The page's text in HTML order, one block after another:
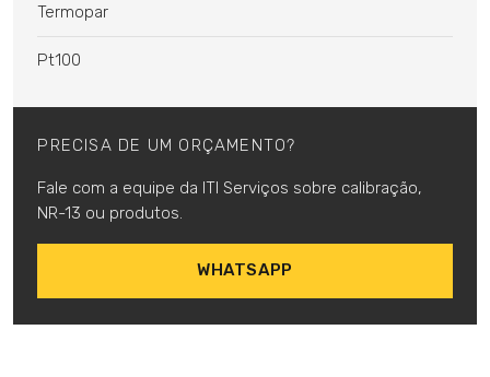
Termopar
Pt100
PRECISA DE UM ORÇAMENTO?
Fale com a equipe da ITI Serviços sobre calibração,
NR-13 ou produtos.
WHATSAPP